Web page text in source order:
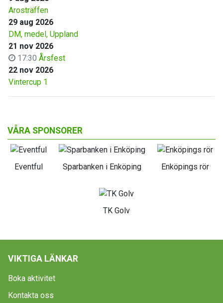
Arosträffen
29 aug 2026
DM, medel, Uppland
21 nov 2026
17:30 Årsfest
22 nov 2026
Vintercup 1
VÅRA SPONSORER
Eventful Sparbanken i Enköping Enköpings rör
TK Golv
VIKTIGA LÄNKAR
Boka aktivitet
Kontakta oss